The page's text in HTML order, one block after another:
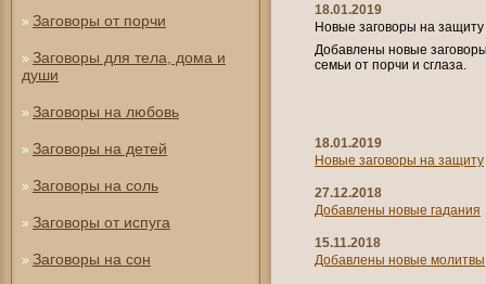
» Заговоры от порчи
» Заговоры для тела, дома и
души
» Заговоры на любовь
» Заговоры на детей
» Заговоры на соль
» Заговоры от испуга
» Заговоры на сон
18.01.2019
Новые заговоры на защиту
Добавлены новые
семьи от порчи и сглаза.
18.01.2019
Новые заговоры на защиту
27.12.2018
Добавлены новые гадания
15.11.2018
Добавлены новые молитвы